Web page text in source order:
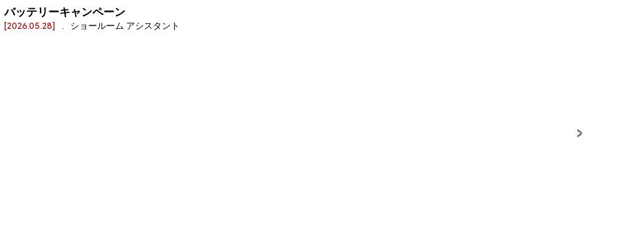
バッテリーキャンペーン
[2026.05.28] . ショールーム アシスタント